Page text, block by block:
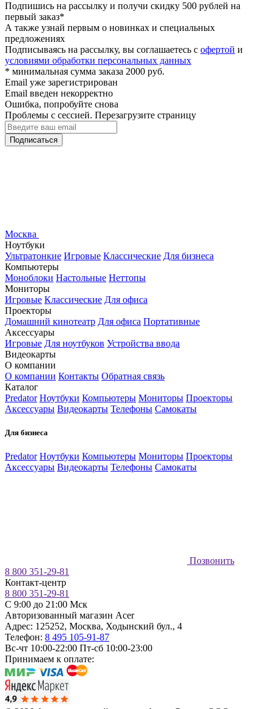
Подпишись на рассылку и получи скидку 500 рублей на
первый заказ*
А также узнай первым о новинках и специальных
предложениях
Подписываясь на рассылку, вы соглашаетесь с офертой и
условиями обработки персональных данных
* минимальная сумма заказа 2000 руб.
Email уже зарегистрирован
Email введен некорректно
Ошибка, попробуйте снова
Проблемы с сессией. Перезагрузите страницу
Подписаться
Москва
Ноутбуки
Ультратонкие Игровые Классические Для бизнеса
Компьютеры
Моноблоки Настольные Неттопы
Мониторы
Игровые Классические Для офиса
Проекторы
Домашний кинотеатр Для офиса Портативные
Аксессуары
Игровые Для ноутбуков Устройства ввода
Видеокарты
О компании
О компании Контакты Обратная связь
Каталог
Predator Ноутбуки Компьютеры Мониторы Проекторы
Аксессуары Видеокарты Телефоны Самокаты
Для бизнеса
Predator Ноутбуки Компьютеры Мониторы Проекторы
Аксессуары Видеокарты Телефоны Самокаты
Позвонить
8 800 351-29-81
Контакт-центр
8 800 351-29-81
C 9:00 до 21:00 Мск
Авторизованный магазин Acer
Адрес: 125252, Москва, Ходынский бул., 4
Телефон: 8 495 105-91-87
Вс-чт 10:00-22:00 Пт-сб 10:00-23:00
Принимаем к оплате: